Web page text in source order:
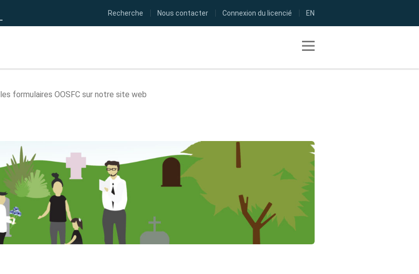
Toggle navigation
to search
Recherche Nous contacter Connexion du licencié EN
formulaires OOSFC sur notre site web